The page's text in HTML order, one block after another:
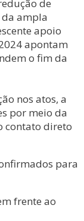
de
ampla
apoio
apontam
o fim da
nos atos, a
por meio da
contato direto
para
frente ao